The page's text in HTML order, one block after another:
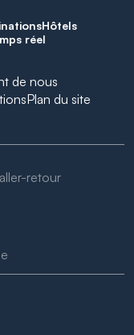
Hôtels
réel
de nous
Plan du site
retour